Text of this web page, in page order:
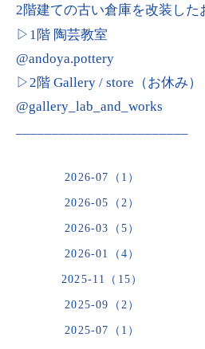
2階建ての古い倉庫を改装した
▷1階 陶芸教室
@andoya.pottery
▷2階 Gallery / store（お休み）
@gallery_lab_and_works
2026-07（1）
2026-05（2）
2026-03（5）
2026-01（4）
2025-11（15）
2025-09（2）
2025-07（1）